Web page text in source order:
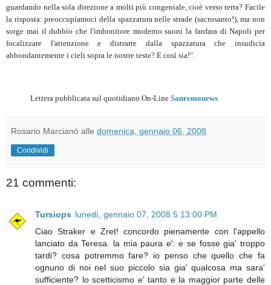
guardando nella sola direzione a molti più congeniale, cioè verso terra? Facile
la risposta: preoccupiamoci della spazzatura nelle strade (sacrosanto!), ma non
sorge mai il dubbio che l'imbonitore moderno suoni la fanfara di Napoli per
focalizzare l'attenzione e distrarre dalla spazzatura che insudicia
abbondantemente i cieli sopra le nostre teste? E così sia!".
Lettera pubblicata sul quotidiano On-Line Sanremonews
Rosario Marcianò alle domenica, gennaio 06, 2008
Condividi
21 commenti:
Tursiops lunedì, gennaio 07, 2008 5:13:00 PM
Ciao Straker e Zret! concordo pienamente con l'appello
lanciato da Teresa. la mia paura e': e se fosse gia' troppo
tardi? cosa potremmo fare? io penso che quello che fa
ognuno di noi nel suo piccolo sia gia' qualcosa ma sara'
sufficiente? lo scetticismo e' tanto e la maggior parte delle